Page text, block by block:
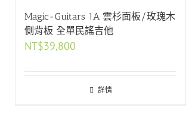
Magic-Guitars 1A 雲杉面板/玫瑰木
側背板 全單民謠吉他
NT$39,800
詳情